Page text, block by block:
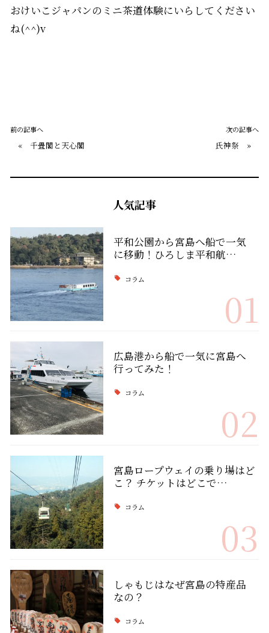
おけいこジャパンのミニ茶道体験にいらしてください
ね(^^)v
前の記事へ
« 千畳閣と天心閣
次の記事へ
氏神祭 »
人気記事
平和公園から宮島へ船で一気
に移動！ひろしま平和航…
コラム
01
広島港から船で一気に宮島へ
行ってみた！
コラム
02
宮島ロープウェイの乗り場はど
こ？ チケットはどこで…
コラム
03
しゃもじはなぜ宮島の特産品
なの？
コラム